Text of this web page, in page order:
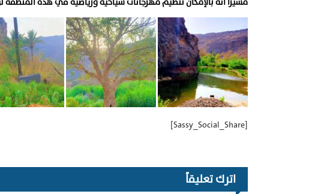
[Sassy_Social_Share]
اترك تعليقاً